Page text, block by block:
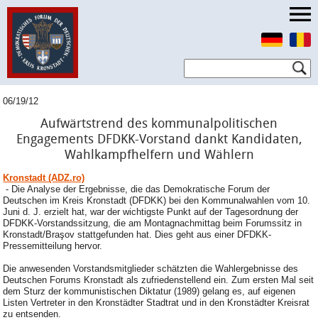
06/19/12
Aufwärtstrend des kommunalpolitischen
Engagements DFDKK-Vorstand dankt Kandidaten,
Wahlkampfhelfern und Wählern
Kronstadt (ADZ.ro)
- Die Analyse der Ergebnisse, die das Demokratische Forum der
Deutschen im Kreis Kronstadt (DFDKK) bei den Kommunalwahlen vom 10.
Juni d. J. erzielt hat, war der wichtigste Punkt auf der Tagesordnung der
DFDKK-Vorstandssitzung, die am Montagnachmittag beim Forumssitz in
Kronstadt/Braşov stattgefunden hat. Dies geht aus einer DFDKK-
Pressemitteilung hervor.
Die anwesenden Vorstandsmitglieder schätzten die Wahlergebnisse des
Deutschen Forums Kronstadt als zufriedenstellend ein. Zum ersten Mal seit
dem Sturz der kommunistischen Diktatur (1989) gelang es, auf eigenen
Listen Vertreter in den Kronstädter Stadtrat und in den Kronstädter Kreisrat
zu entsenden.